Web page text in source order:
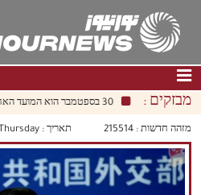
דף הבית|צור קשר|אודות
חדשות
תרבות וחברה
מבזקים : 30 בספטמבר הוא המועד האחרון לנסיגת כוחות הקואליציה מעיראק.
מזהה חדשות : 215514 תאריך :‫‫Thursday‬‬ 2025/3/6 19:03